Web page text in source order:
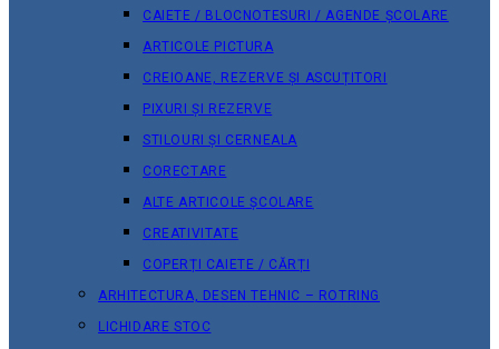
CAIETE / BLOCNOTESURI / AGENDE ȘCOLARE
ARTICOLE PICTURA
CREIOANE, REZERVE ȘI ASCUȚITORI
PIXURI ȘI REZERVE
STILOURI ȘI CERNEALA
CORECTARE
ALTE ARTICOLE ȘCOLARE
CREATIVITATE
COPERȚI CAIETE / CĂRȚI
ARHITECTURA, DESEN TEHNIC – ROTRING
LICHIDARE STOC